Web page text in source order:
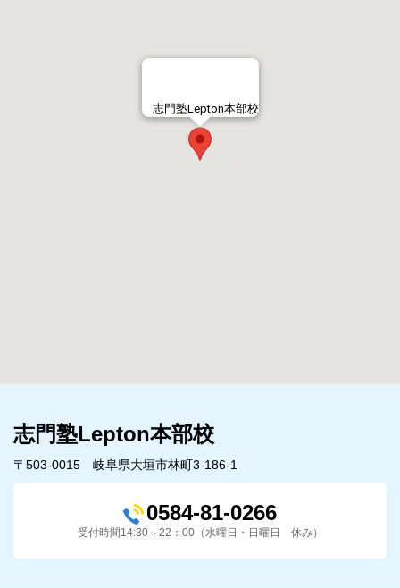
志門塾Lepton本部校
志門塾Lepton本部校
〒503-0015 岐阜県大垣市林町3-186-1
0584-81-0266
受付時間14:30～22：00（水曜日・日曜日 休み）